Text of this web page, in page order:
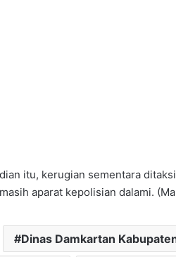
itu, kerugian sementara
aparat kepolisian dalami.
Dinas Damkartan